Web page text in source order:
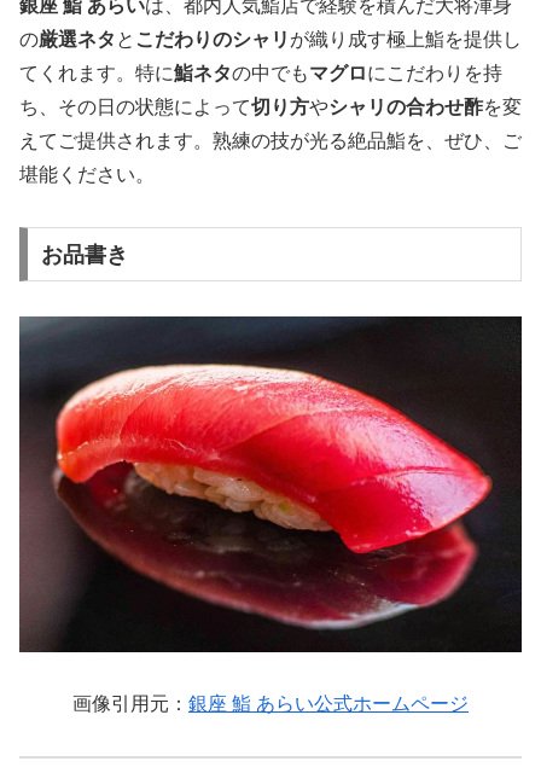
銀座 鮨 あらいは、都内人気鮨店で経験を積んだ大将渾身
の厳選ネタ と こだわりのシャリ が織り成す極上鮨を提供し
てくれます。特に鮨ネタの中でもマグロにこだわりを持
ち、その日の状態によって切り方やシャリの合わせ酢を変
えてご提供されます。熟練の技が光る絶品鮨を、ぜひ、ご
堪能ください。
お品書き
画像引用元： 銀座 鮨 あらい公式ホームページ